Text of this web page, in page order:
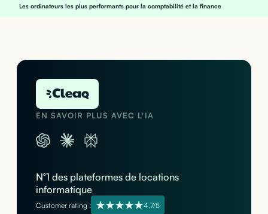
Les ordinateurs les plus performants pour la comptabilité et la finance
EN SAVOIR PLUS AVEC L'IA
N°1 des plateformes de locations
informatique
Customer rating : 4,7/5